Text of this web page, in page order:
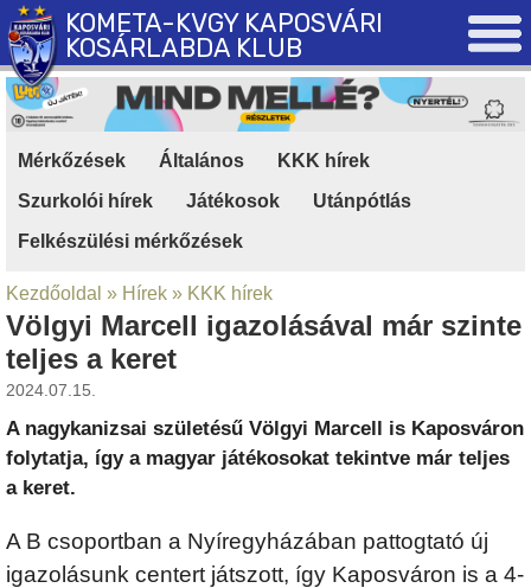
KOMETA-KVGY KAPOSVÁRI
KOSÁRLABDA KLUB
Mérkőzések Általános KKK hírek
Szurkolói hírek
Játékosok Utánpótlás
Felkészülési mérkőzések
Kezdőoldal » Hírek » KKK hírek
Völgyi Marcell igazolásával már szinte
teljes a keret
2024.07.15.
A nagykanizsai születésű Völgyi Marcell is Kaposváron
folytatja, így a magyar játékosokat tekintve már teljes
a keret.
A B csoportban a Nyíregyházában pattogtató új
igazolásunk centert játszott, így Kaposváron is a 4-